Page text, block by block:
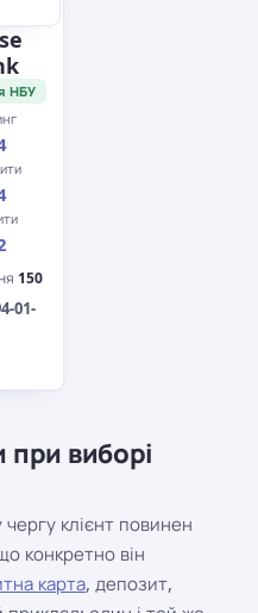
НБУ
150
01-
виборі
клієнт повинен
конкретно він
карта, депозит,